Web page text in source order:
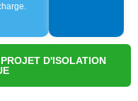
D'ISOLATION